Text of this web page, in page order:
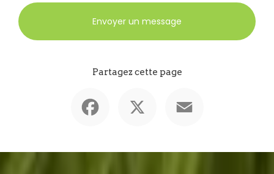
Envoyer un message
Partagez cette page